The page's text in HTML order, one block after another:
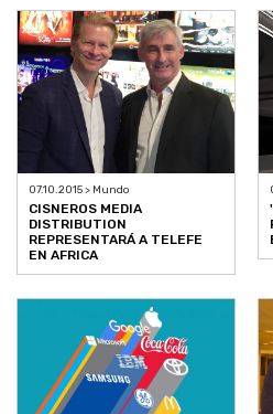
07.10.2015 > Mundo
CISNEROS MEDIA
DISTRIBUTION
REPRESENTARÁ A TELEFE
EN AFRICA